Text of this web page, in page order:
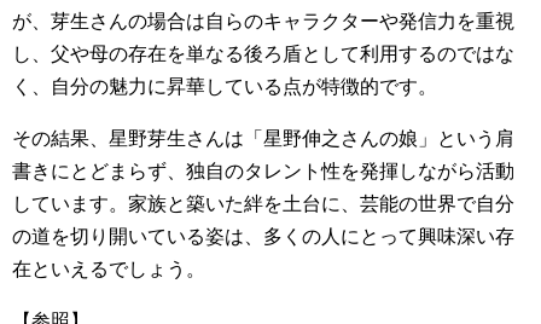
が、芽生さんの場合は自らのキャラクターや発信力を重視
し、父や母の存在を単なる後ろ盾として利用するのではな
く、自分の魅力に昇華している点が特徴的です。
その結果、星野芽生さんは「星野伸之さんの娘」という肩
書きにとどまらず、独自のタレント性を発揮しながら活動
しています。家族と築いた絆を土台に、芸能の世界で自分
の道を切り開いている姿は、多くの人にとって興味深い存
在といえるでしょう。